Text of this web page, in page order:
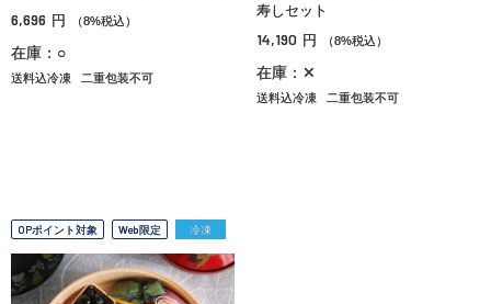
6,696 円 （8%税込）
在庫：○
送料込冷凍 二重包装不可
寿しセット
14,190 円 （8%税込）
在庫：✕
送料込冷凍 二重包装不可
OPポイント対象 Web限定 冷凍